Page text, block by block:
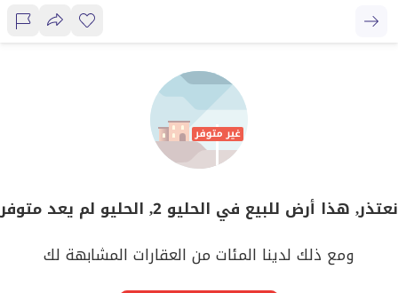
نعتذر, هذا أرض للبيع في الحليو 2, الحليو لم يعد متوفر
ومع ذلك لدينا المئات من العقارات المشابهة لك